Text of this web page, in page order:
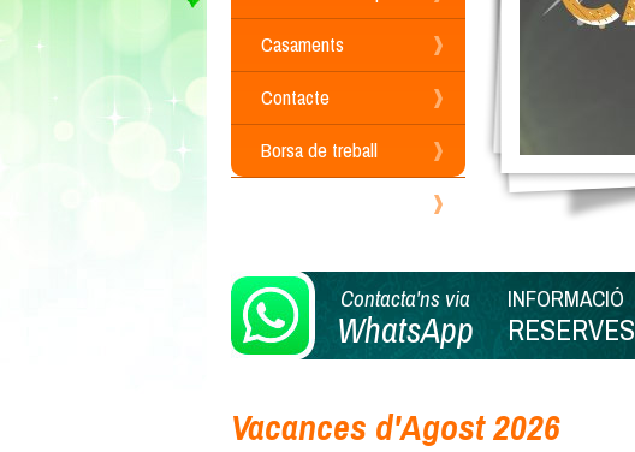
Casaments
Contacte
Borsa de treball
Contacta'ns via
WhatsApp
INFORMACIÓ
RESERVES
Vacances d'Agost 2026